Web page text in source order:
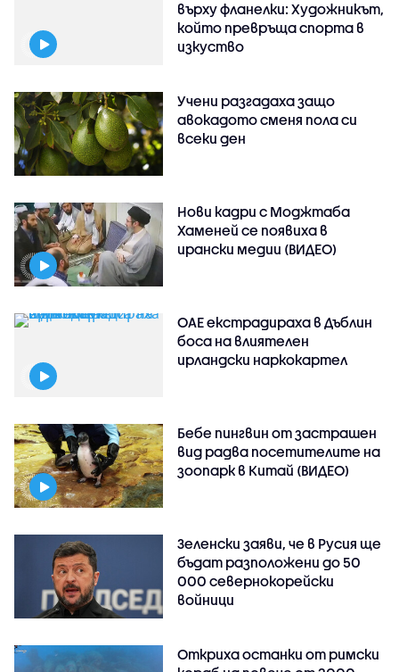
върху фланелки: Художникът,
който превръща спорта в
изкуство
Учени разгадаха защо
авокадото сменя пола си
всеки ден
Нови кадри с Моджтаба
Хаменей се появиха в
ирански медии (ВИДЕО)
ОАЕ екстрадираха в Дъблин
боса на влиятелен
ирландски наркокартел
Бебе пингвин от застрашен
вид радва посетителите на
зоопарк в Китай (ВИДЕО)
Зеленски заяви, че в Русия ще
бъдат разположени до 50
000 севернокорейски
войници
Откриха останки от римски